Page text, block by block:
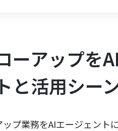
ーアップを
と活用シー
プ業務をAIエージェントに